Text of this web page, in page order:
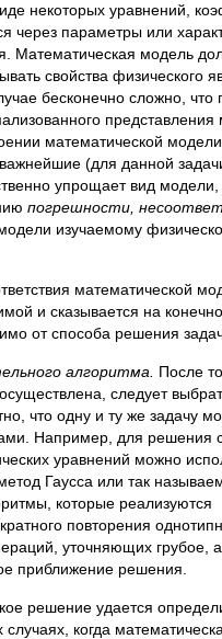
некоторых уравнений,
через параметры или
Математическая модель
свойства физического
беско­нечно сложно, что
пред­ставления
математической модели
(для данной
упрощает вид модели,
погрешности,
изучаемому
математической
и сказывается на
от спо­соба решения
алгоритма. После
следует
что одну и ту же задачу
Например, для решения
уравнений можно
Гаусса или так
которые реализуются
повторения
уточняющих грубое,
приближение решения.
решение удается
случаях, когда